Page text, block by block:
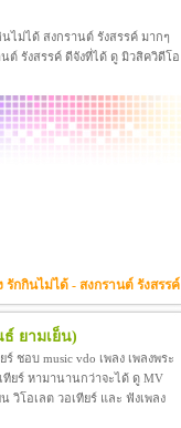
ไม่ได้ สงกรานต์ รังสรรค์ มากๆ
ต์ รังสรรค์ ดีจังที่ได้ ดู มิวสิควิดีโอ
รักกินไม่ได้ - สงกรานต์ รังสรรค์
ยามเย็น)
ชอบ music vdo เพลง เพลงพระ
ทียร์ หามานานกว่าจะได้ ดู MV
วิโอเลต วอเทียร์ และ ฟังเพลง